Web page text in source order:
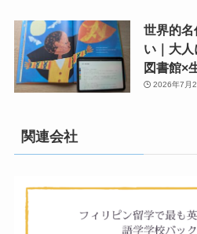
世界的
い｜大
図書館×
2026年7月
関連会社